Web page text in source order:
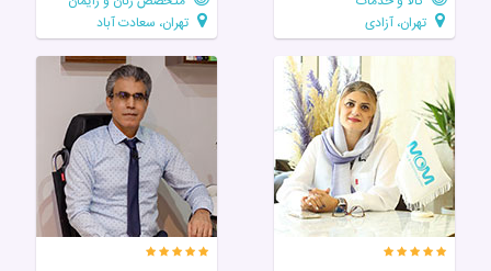
تهران، آزادی
تهران، سعادت آباد